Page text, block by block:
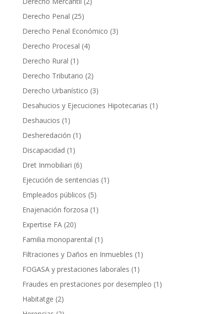
Derecho Penal (25)
Derecho Penal Económico (3)
Derecho Procesal (4)
Derecho Rural (1)
Derecho Tributario (2)
Derecho Urbanístico (3)
Desahucios y Ejecuciones Hipotecarias (1)
Deshaucios (1)
Desheredación (1)
Discapacidad (1)
Dret Inmobiliari (6)
Ejecución de sentencias (1)
Empleados públicos (5)
Enajenación forzosa (1)
Expertise FA(20)
Familia monoparental (1)
Filtraciones y Daños en Inmuebles (1)
FOGASA y prestaciones laborales (1)
Fraudes en prestaciones por desempleo (1)
Habitatge (2)